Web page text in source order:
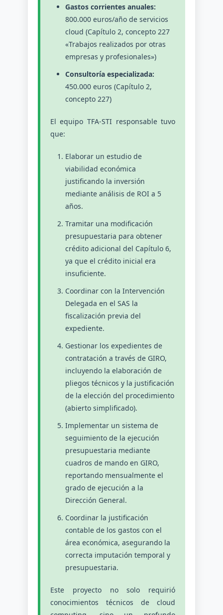
Gastos corrientes anuales:
800.000 euros/año de servicios
cloud (Capítulo 2, concepto 227
«Trabajos realizados por otras
empresas y profesionales»)
Consultoría especializada:
450.000 euros (Capítulo 2,
concepto 227)
El equipo TFA-STI responsable tuvo
que:
Elaborar un estudio de
viabilidad económica
justificando la inversión
mediante análisis de ROI a 5
años.
Tramitar una modificación
presupuestaria para obtener
crédito adicional del Capítulo 6,
ya que el crédito inicial era
insuficiente.
Coordinar con la Intervención
Delegada en el SAS la
fiscalización previa del
expediente.
Gestionar los expedientes de
contratación a través de GIRO,
incluyendo la elaboración de
pliegos técnicos y la justificación
de la elección del procedimiento
(abierto simplificado).
Implementar un sistema de
seguimiento de la ejecución
presupuestaria mediante
cuadros de mando en GIRO,
reportando mensualmente el
grado de ejecución a la
Dirección General.
Coordinar la justificación
contable de los gastos con el
área económica, asegurando la
correcta imputación temporal y
presupuestaria.
Este proyecto no solo requirió
conocimientos técnicos de cloud